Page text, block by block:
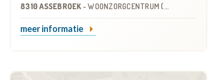
8310 ASSEBROEK -WOONZORGCENTRUM (WZC)
meer informatie